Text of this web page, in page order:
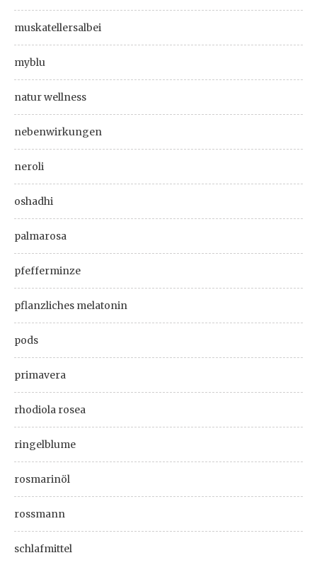
muskatellersalbei
myblu
natur wellness
nebenwirkungen
neroli
oshadhi
palmarosa
pfefferminze
pflanzliches melatonin
pods
primavera
rhodiola rosea
ringelblume
rosmarinöl
rossmann
schlafmittel